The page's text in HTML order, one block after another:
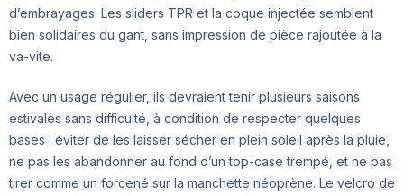
d’embrayages. Les sliders TPR et la coque injectée semblent
bien solidaires du gant, sans impression de pièce rajoutée à la
va-vite.
Avec un usage régulier, ils devraient tenir plusieurs saisons
estivales sans difficulté, à condition de respecter quelques
bases : éviter de les laisser sécher en plein soleil après la pluie,
ne pas les abandonner au fond d’un top-case trempé, et ne pas
tirer comme un forcené sur la manchette néoprène. Le velcro de